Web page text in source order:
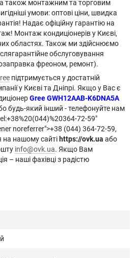
а також монтажним та торговим
умови: оптові ціни, швидка
Надає офіційну гарантію на
Монтаж кондиціонерів у Києві,
областях. Також ми здійснюємо
обслуговування
фреоном, ремонт).
підтримується у достатній
у Києві та Дніпрі. Якщо у Вас є
Gree GWH12AAB-K6DNA5A
будь-який інший - телефонуйте нам
72-59"
noreferrer">+38 (044) 364-72-59,
нашому сайті https://ovk.ua або
info@ovk.ua. Якщо Вам
– наші фахівці з радістю